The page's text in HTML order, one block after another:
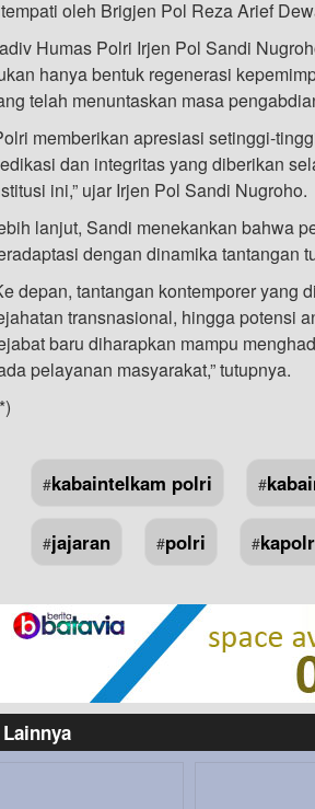
oleh Brigjen Pol Reza Arief
Humas Polri Irjen Pol Sandi
hanya bentuk regenerasi
telah menuntaskan masa
memberikan apresiasi setinggi-
dan integritas yang diberikan
ini,” ujar Irjen Pol Sandi Nugroho.
lanjut, Sandi menekankan bahwa
dengan dinamika tantangan
depan, tantangan kontemporer yang
transnasional, hingga potensi
baru diharapkan mampu
pelayanan masyarakat,” tutupnya.
#kabaintelkam polri #
#jajaran #polri #
Lainnya